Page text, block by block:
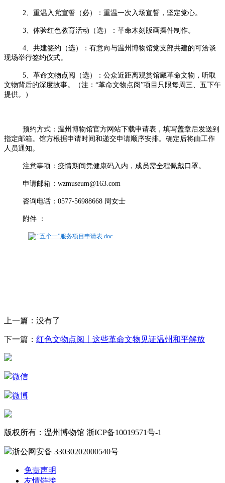
2、重温入党宣誓（必）：重温一次入场宣誓，坚定党心。
3、体验红色教育活动（选）：革命木刻版画摆件制作。
4、共建签约（选）：有意向与温州博物馆党支部共建的可洽谈
现场举行签约仪式。
5、革命文物点阅（选）：公众近距离观赏馆藏革命文物，听取
文物背后的深度故事。（注：“革命文物点阅”项目只限每周三、五下午
提供。）
预约方式：温州博物馆官方网站下载申请表，填写盖章后发送到
指定邮箱。馆方根据申请时间和递交申请顺序安排。确定后将由工作
人员通知。
注意事项：疫情期间凭健康码入内，成员需全程佩戴口罩。
申请邮箱：wzmuseum@163.com
咨询电话：0577-56988668 周女士
附件 ：
“五个一”服务项目申请表.doc
上一篇：没有了
下一篇： 红色文物点阅丨这些革命文物见证温州和平解放
微信
微博
版权所有：温州博物馆 浙ICP备10019571号-1
浙公网安备 33030202000540号
免责声明
友情链接